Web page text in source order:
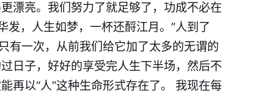
漂亮。我们努力了就足够了，功成不必在
发，人生如梦，一杯还酹江月。”人到了
有一次，从前我们给它加了太多的无谓的
日子，好好的享受完人生下半场，然后不
再以“人”这种生命形式存在了。 我现在每